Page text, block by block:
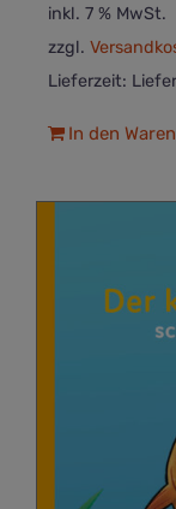
inkl. 7 % MwSt.
zzgl.
Lieferzeit:
In den